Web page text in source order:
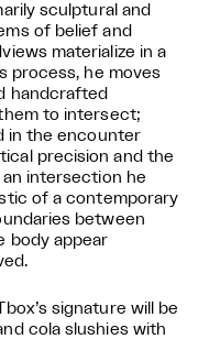
sculptural and
of belief and
materialize in a
process, he moves
handcrafted
to intersect;
in the encounter
precision and the
intersection he
of a contemporary
between
body appear
signature will be
cola slushies with